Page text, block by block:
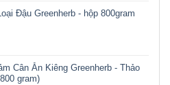
Đậu Greenherb - hộp 800gram
Cân Ăn Kiêng Greenherb - Thảo
gram)